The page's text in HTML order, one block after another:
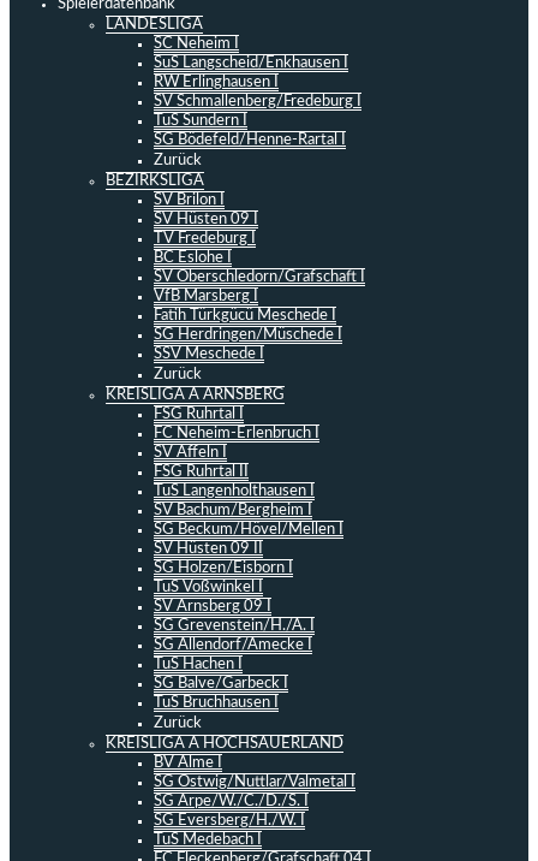
Spielerdatenbank
LANDESLIGA
SC Neheim I
SuS Langscheid/Enkhausen I
RW Erlinghausen I
SV Schmallenberg/Fredeburg I
TuS Sundern I
SG Bödefeld/Henne-Rartal I
Zurück
BEZIRKSLIGA
SV Brilon I
SV Hüsten 09 I
TV Fredeburg I
BC Eslohe I
SV Oberschledorn/Grafschaft I
VfB Marsberg I
Fatih Türkgücü Meschede I
SG Herdringen/Müschede I
SSV Meschede I
Zurück
KREISLIGA A ARNSBERG
FSG Ruhrtal I
FC Neheim-Erlenbruch I
SV Affeln I
FSG Ruhrtal II
TuS Langenholthausen I
SV Bachum/Bergheim I
SG Beckum/Hövel/Mellen I
SV Hüsten 09 II
SG Holzen/Eisborn I
TuS Voßwinkel I
SV Arnsberg 09 I
SG Grevenstein/H./A. I
SG Allendorf/Amecke I
TuS Hachen I
SG Balve/Garbeck I
TuS Bruchhausen I
Zurück
KREISLIGA A HOCHSAUERLAND
BV Alme I
SG Ostwig/Nuttlar/Valmetal I
SG Arpe/W./C./D./S. I
SG Eversberg/H./W. I
TuS Medebach I